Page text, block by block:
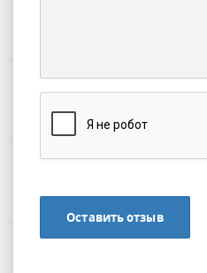
Оставить отзыв